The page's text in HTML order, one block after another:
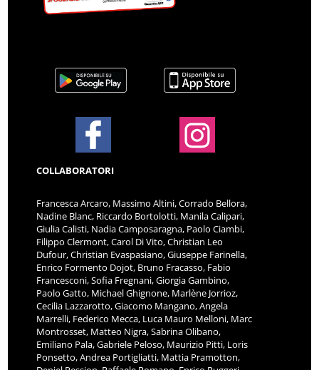
COLLABORATORI
Francesca Arcaro, Massimo Altini, Corrado Bellora,
Nadine Blanc, Riccardo Bortolotti, Manila Calipari,
Giulia Calisti, Nadia Camposaragna, Paolo Ciambi,
Filippo Clermont, Carol Di Vito, Christian Leo
Dufour, Christian Evaspasiano, Giuseppe Farinella,
Enrico Formento Dojot, Bruno Fracasso, Fabio
Francesconi, Sofia Fregnani, Giorgia Gambino,
Paolo Gatto, Michael Ghignone, Marlène Jorrioz,
Cecilia Lazzarotto, Giacomo Mangano, Angela
Marrelli, Federico Mecca, Luca Mauro Melloni, Marc
Montrosset, Matteo Nigra, Sabrina Olibano,
Emiliano Pala, Gabriele Peloso, Maurizio Pitti, Loris
Ponsetto, Andrea Portigliatti, Mattia Pramotton,